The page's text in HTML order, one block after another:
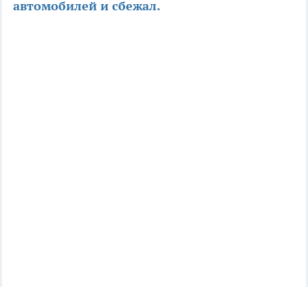
автомобилей и сбежал.